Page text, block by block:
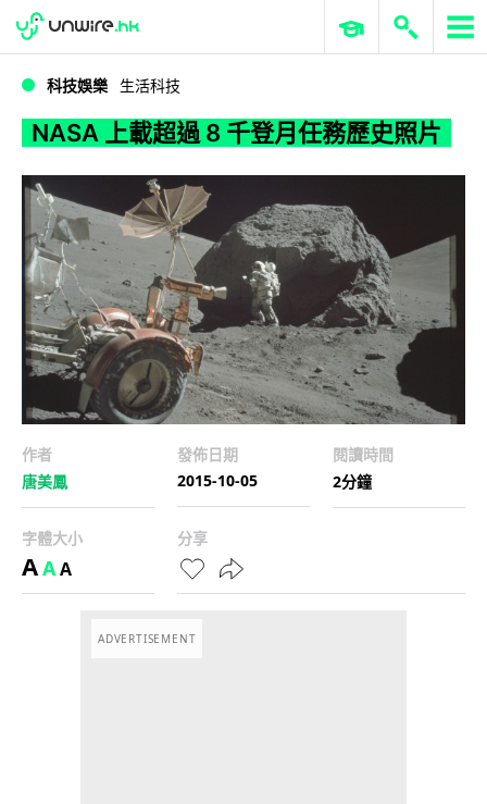
NASA 上載超過 8 千登月任務歷史照片
WWDC 2026 ERP 與商業 AI
科技娛樂 生活科技
NASA 上載超過 8 千登月任務歷史照片
作者
唐美鳳
發佈日期
2015-10-05
閱讀時間
2分鐘
字體大小
AAA
分享
ADVERTISEMENT